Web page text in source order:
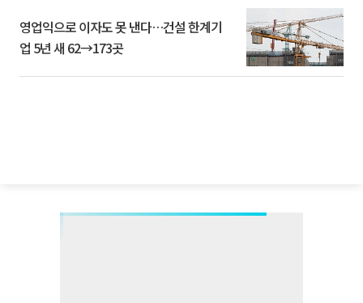
영업익으로 이자도 못 낸다…건설 한계기
업 5년 새 62→173곳